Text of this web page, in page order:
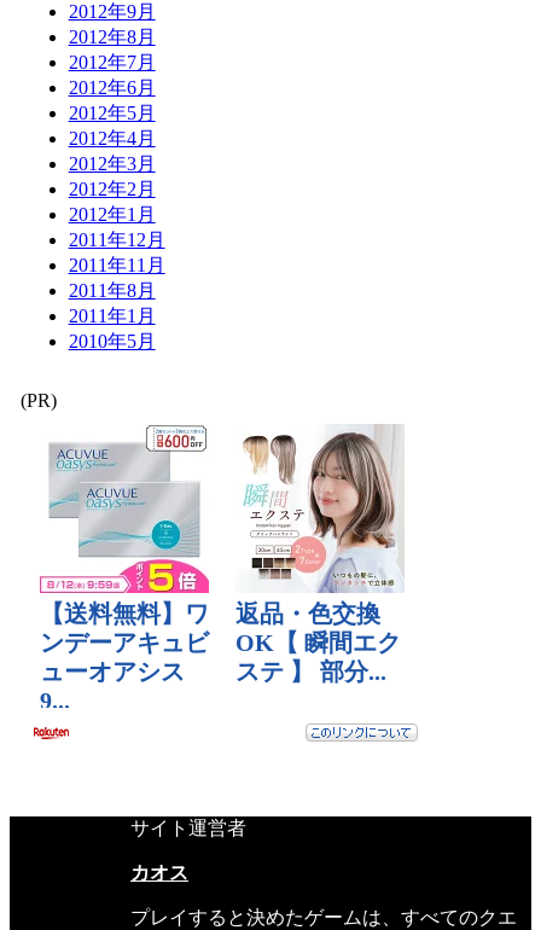
2012年9月
2012年8月
2012年7月
2012年6月
2012年5月
2012年4月
2012年3月
2012年2月
2012年1月
2011年12月
2011年11月
2011年8月
2011年1月
2010年5月
(PR)
サイト運営者
カオス
プレイすると決めたゲームは、すべてのクエ